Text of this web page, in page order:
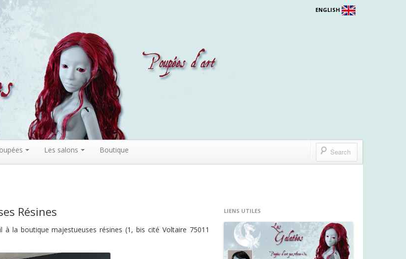
ENGLISH
Les salons Boutique
Résines
la boutique majestueuses résines (1, bis cité Voltaire 75011
LIENS UTILES